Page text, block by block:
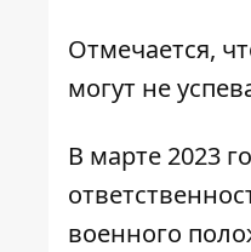
Отмечается,
могут не
В марте 2023
военного